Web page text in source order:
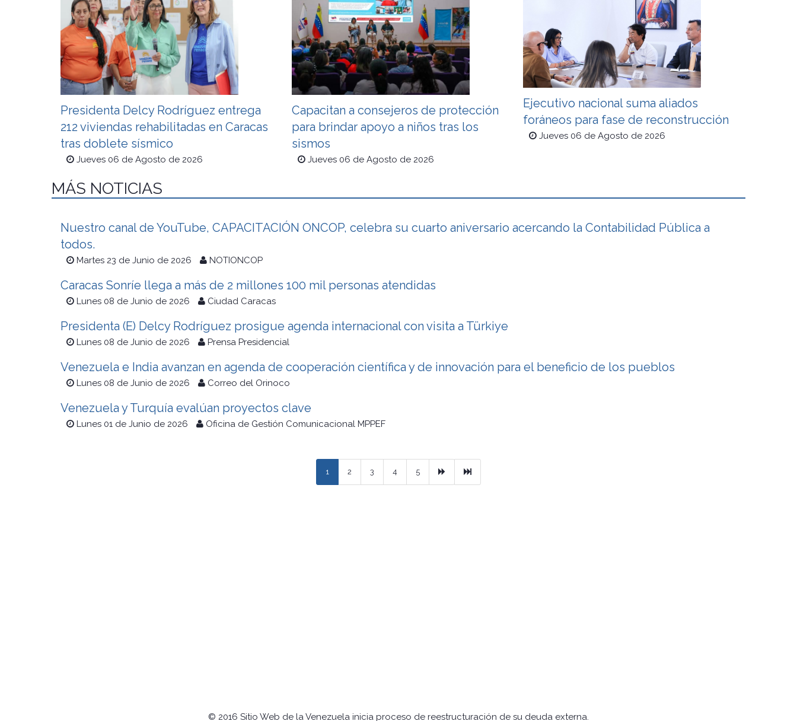
Presidenta Delcy Rodríguez entrega
212 viviendas rehabilitadas en Caracas
tras doblete sísmico
Jueves 06 de Agosto de 2026
Capacitan a consejeros de protección
para brindar apoyo a niños tras los
sismos
Jueves 06 de Agosto de 2026
Ejecutivo nacional suma aliados
foráneos para fase de reconstrucción
Jueves 06 de Agosto de 2026
MÁS NOTICIAS
Nuestro canal de YouTube, CAPACITACIÓN ONCOP, celebra su cuarto aniversario acercando la Contabilidad Pública a
todos.
Martes 23 de Junio de 2026 NOTIONCOP
Caracas Sonríe llega a más de 2 millones 100 mil personas atendidas
Lunes 08 de Junio de 2026 Ciudad Caracas
Presidenta (E) Delcy Rodríguez prosigue agenda internacional con visita a Türkiye
Lunes 08 de Junio de 2026 Prensa Presidencial
Venezuela e India avanzan en agenda de cooperación científica y de innovación para el beneficio de los pueblos
Lunes 08 de Junio de 2026 Correo del Orinoco
Venezuela y Turquía evalúan proyectos clave
Lunes 01 de Junio de 2026 Oficina de Gestión Comunicacional MPPEF
1 2 3 4 5 Ultimo
© 2016 Sitio Web de la Venezuela inicia proceso de reestructuración de su deuda externa.